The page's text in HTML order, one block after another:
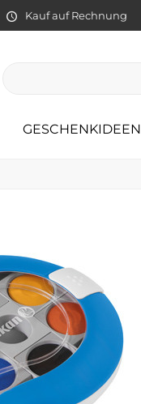
Kauf auf Rechnung
GESCHENKIDEEN